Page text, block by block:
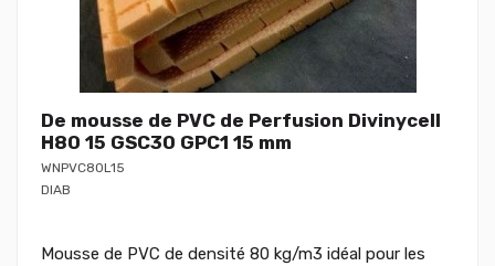
De mousse de PVC de Perfusion Divinycell
H80 15 GSC30 GPC1 15 mm
WNPVC80L15
DIAB
Mousse de PVC de densité 80 kg/m3 idéal pour les